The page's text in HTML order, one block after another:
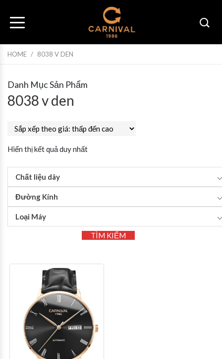
HOME / 8038 V DEN
Danh Mục Sản Phẩm
8038 v den
Hiển thị kết quả duy nhất
Chất liệu dây
Đường Kính
Loại Máy
TÌM KIẾM